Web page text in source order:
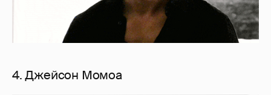
4. Джейсон Момоа